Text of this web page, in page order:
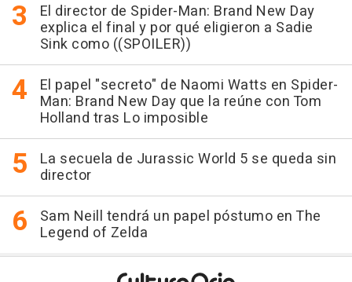
El director de Spider-Man: Brand New Day
explica el final y por qué eligieron a Sadie
Sink como ((SPOILER))
El papel "secreto" de Naomi Watts en Spider-
Man: Brand New Day que la reúne con Tom
Holland tras Lo imposible
La secuela de Jurassic World 5 se queda sin
director
Sam Neill tendrá un papel póstumo en The
Legend of Zelda